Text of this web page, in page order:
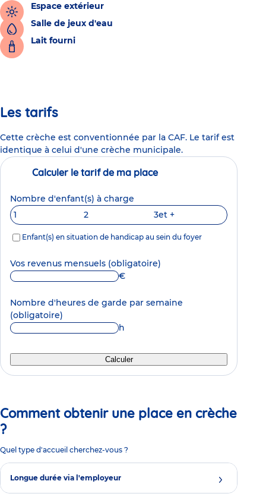
Espace extérieur
Salle de jeux d'eau
Lait fourni
Les tarifs
Cette crèche est conventionnée par la CAF. Le tarif est
identique à celui d'une crèche municipale.
Calculer le tarif de ma place
Nombre d'enfant(s) à charge
1
2 3et +
Enfant(s) en situation de handicap au sein du foyer
Vos revenus mensuels (obligatoire)
€
Nombre d'heures de garde par semaine
(obligatoire)
h
Calculer
Comment obtenir une place en crèche
?
Quel type d'accueil cherchez-vous ?
Longue durée via l'employeur